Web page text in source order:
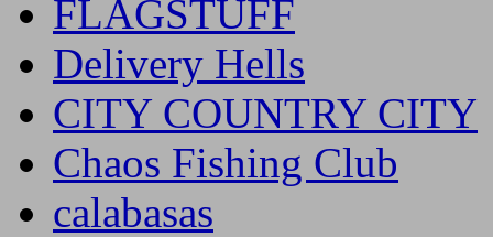
FLAGSTUFF
Delivery Hells
CITY COUNTRY CITY
Chaos Fishing Club
calabasas